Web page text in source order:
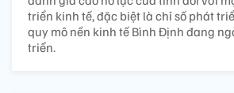
triển kinh tế, đặc biệt là chỉ số phát
quy mô nền kinh tế Bình Định đang
triển.